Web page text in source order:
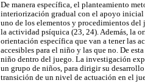
De manera específica, el planteamiento
interiorización gradual con el apoyo inicial
uno de los elementos y procedimientos del
la actividad psíquica (23, 24). Además, la
orientación específica que van a tener las
accesibles para el niño y las que no. De
niño dentro del juego. La investigación
un grupo de niños, para dirigir su
transición de un nivel de actuación en el